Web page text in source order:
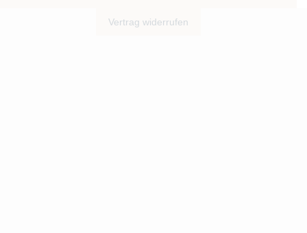
Vertrag widerrufen